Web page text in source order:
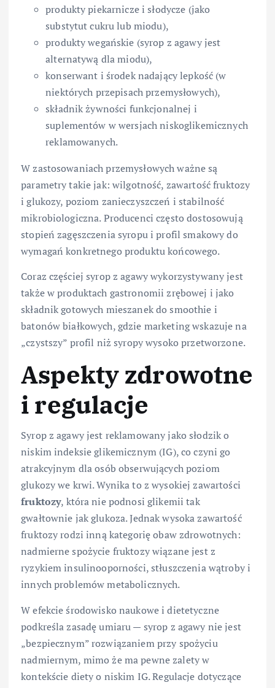
produkty piekarnicze i słodycze (jako
substytut cukru lub miodu),
produkty wegańskie (syrop z agawy jest
alternatywą dla miodu),
konserwant i środek nadający lepkość (w
niektórych przepisach przemysłowych),
składnik żywności funkcjonalnej i
suplementów w wersjach niskoglikemicznych
reklamowanych.
W zastosowaniach przemysłowych ważne są
parametry takie jak: wilgotność, zawartość fruktozy
i glukozy, poziom zanieczyszczeń i stabilność
mikrobiologiczna. Producenci często dostosowują
stopień zagęszczenia syropu i profil smakowy do
wymagań konkretnego produktu końcowego.
Coraz częściej syrop z agawy wykorzystywany jest
także w produktach gastronomii zrębowej i jako
składnik gotowych mieszanek do smoothie i
batonów białkowych, gdzie marketing wskazuje na
„czystszy” profil niż syropy wysoko przetworzone.
Aspekty zdrowotne
i regulacje
Syrop z agawy jest reklamowany jako słodzik o
niskim indeksie glikemicznym (IG), co czyni go
atrakcyjnym dla osób obserwujących poziom
glukozy we krwi. Wynika to z wysokiej zawartości
fruktozy, która nie podnosi glikemii tak
gwałtownie jak glukoza. Jednak wysoka zawartość
fruktozy rodzi inną kategorię obaw zdrowotnych:
nadmierne spożycie fruktozy wiązane jest z
ryzykiem insulinooporności, stłuszczenia wątroby i
innych problemów metabolicznych.
W efekcie środowisko naukowe i dietetyczne
podkreśla zasadę umiaru — syrop z agawy nie jest
„bezpiecznym” rozwiązaniem przy spożyciu
nadmiernym, mimo że ma pewne zalety w
kontekście diety o niskim IG. Regulacje dotyczące